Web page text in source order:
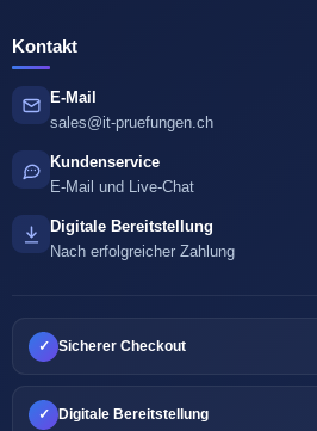
Kontakt
E-Mail
sales@it-pruefungen.ch
Kundenservice
E-Mail und Live-Chat
Digitale Bereitstellung
Nach erfolgreicher Zahlung
✓ Sicherer Checkout
✓ Digitale Bereitstellung